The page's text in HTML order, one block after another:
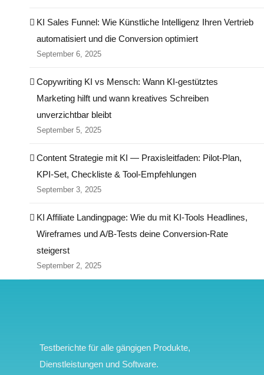
KI Sales Funnel: Wie Künstliche Intelligenz Ihren Vertrieb
automatisiert und die Conversion optimiert
September 6, 2025
Copywriting KI vs Mensch: Wann KI-gestütztes
Marketing hilft und wann kreatives Schreiben
unverzichtbar bleibt
September 5, 2025
Content Strategie mit KI — Praxisleitfaden: Pilot‑Plan,
KPI‑Set, Checkliste & Tool‑Empfehlungen
September 3, 2025
KI Affiliate Landingpage: Wie du mit KI-Tools Headlines,
Wireframes und A/B-Tests deine Conversion-Rate
steigerst
September 2, 2025
Testberichte für alle gängigen Produkte,
Dienstleistungen und Software.